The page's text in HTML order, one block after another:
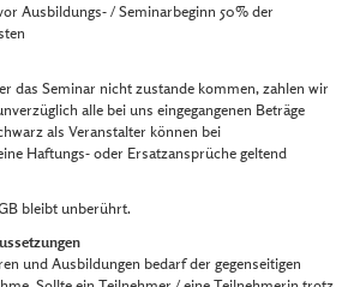
Ausbildungs- / Seminarbeginn 50% der
das Seminar nicht zustande kommen, zahlen wir
alle bei uns eingegangenen Beträge
als Veranstalter können bei
Haftungs- oder Ersatzansprüche geltend
bleibt unberührt.
und Ausbildungen bedarf der gegenseitigen